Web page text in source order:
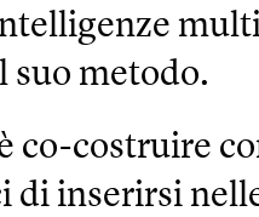
suo metodo.
co-costruire
di inserirsi